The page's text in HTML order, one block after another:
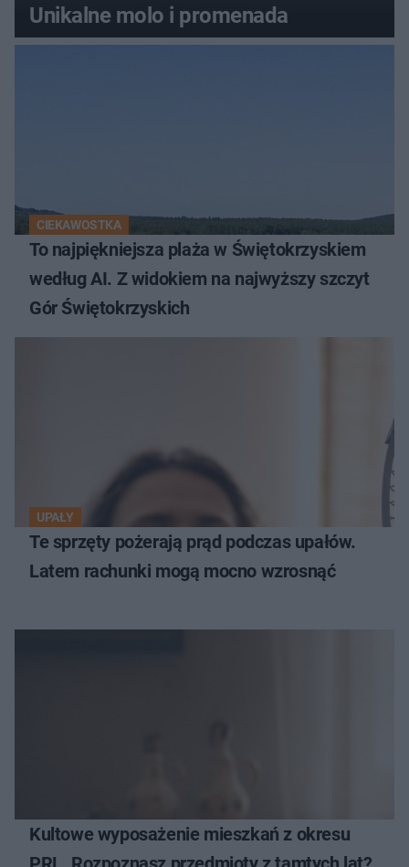
Unikalne molo i promenada
CIEKAWOSTKA
To najpiękniejsza plaża w Świętokrzyskiem
według AI. Z widokiem na najwyższy szczyt
Gór Świętokrzyskich
UPAŁY
Te sprzęty pożerają prąd podczas upałów.
Latem rachunki mogą mocno wzrosnąć
Kultowe wyposażenie mieszkań z okresu